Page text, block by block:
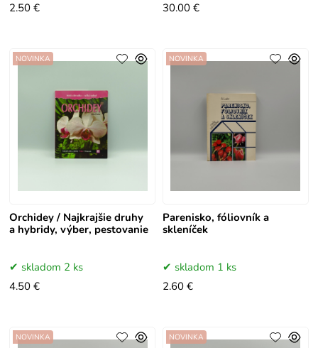
2.50 €
30.00 €
Orchidey / Najkrajšie druhy
a hybridy, výber, pestovanie
NOVINKA
skladom 2 ks
4.50 €
Parenisko, fóliovník a
skleníček
NOVINKA
skladom 1 ks
2.60 €
NOVINKA NOVINKA